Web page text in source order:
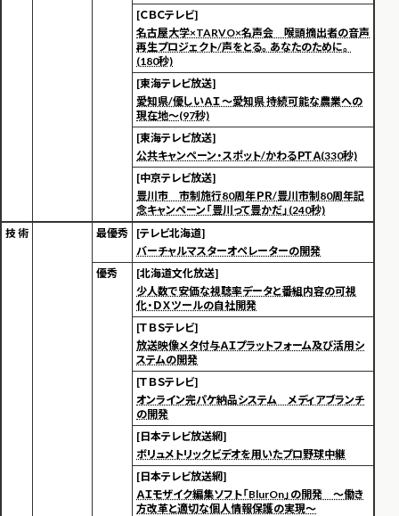
[ＣＢＣテレビ]
名古屋大学×TARVO×名声会 喉頭摘出者の音声
再生プロジェクト/声をとる。あなたのために。
(180秒)
[東海テレビ放送]
愛知県/優しいＡＩ ～愛知県 持続可能な農業への
現在地～(97秒)
[東海テレビ放送]
公共キャンペーン・スポット/かわるＰＴＡ(330秒)
[中京テレビ放送]
豊川市 市制施行80周年ＰＲ/豊川市制80周年記
念キャンペーン「豊川って豊かだ」(240秒)
技 術
最優秀
[テレビ北海道]
バーチャルマスターオペレーターの開発
優秀
[北海道文化放送]
少人数で安価な視聴率データと番組内容の可視
化・ＤＸツールの自社開発
[ＴＢＳテレビ]
放送映像メタ付与ＡＩプラットフォーム及び活用シ
ステムの開発
[ＴＢＳテレビ]
オンライン完パケ納品システム メディアブランチ
の開発
[日本テレビ放送網]
ボリュメトリックビデオを用いたプロ野球中継
[日本テレビ放送網]
ＡＩモザイク編集ソフト「BlurOn」の開発 ～働き
方改革と適切な個人情報保護の実現～